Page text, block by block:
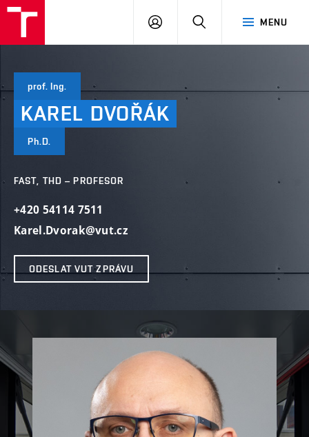
MENU
PŘIHLÁSIT
prof. Ing.
KAREL DVOŘÁK
Ph.D.
FAST, THD – PROFESOR
+420 54114 7511
Karel.Dvorak@vut.cz
ODESLAT VUT ZPRÁVU